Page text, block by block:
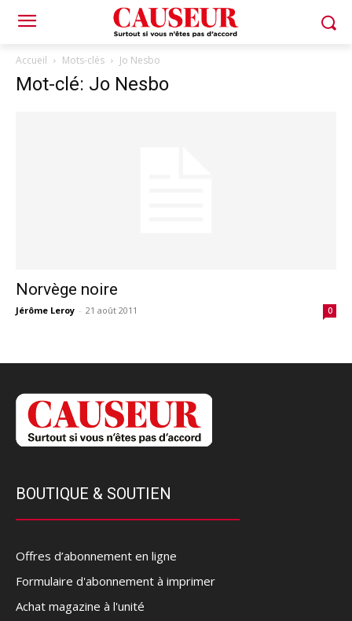
Accueil Mots-clés Jo Nesbo
Mot-clé: Jo Nesbo
Norvège noire
Jérôme Leroy - 21 août 2011 0
BOUTIQUE & SOUTIEN
Offres d’abonnement en ligne
Formulaire d'abonnement à imprimer
Achat magazine à l'unité